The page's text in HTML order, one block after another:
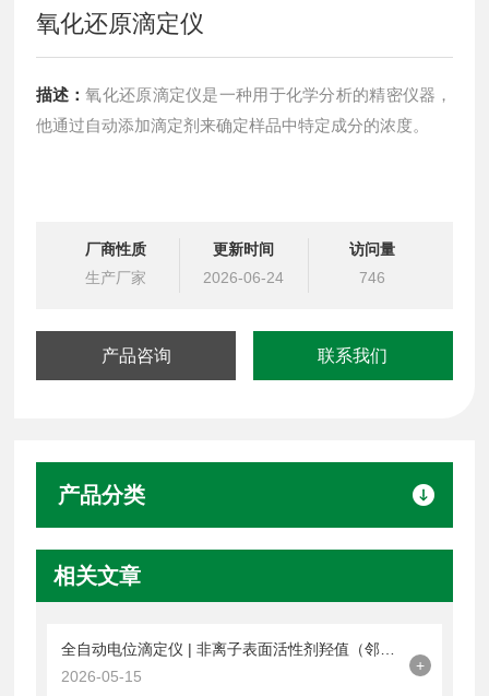
氧化还原滴定仪
描述：氧化还原滴定仪是一种用于化学分析的精密仪器，
他通过自动添加滴定剂来确定样品中特定成分的浓度。
厂商性质
生产厂家
更新时间
2026-06-24
访问量
746
产品咨询 联系我们
产品分类
相关文章
全自动电位滴定仪 | 非离子表面活性剂羟值（邻苯二甲酸酐法）操作教程
2026-05-15
+